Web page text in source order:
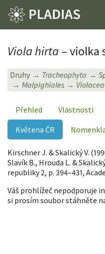
Viola hirta– violka
Druhy Tracheophyta
Malpighiales
Přehled Vlastnosti
Květena ČR
Kirschner J. & Skalický V.
Slavík B., Hrouda L. &
republiky 2, p. 394–431,
Váš prohlížeč nepodporuje
si prosím soubor stáhněte